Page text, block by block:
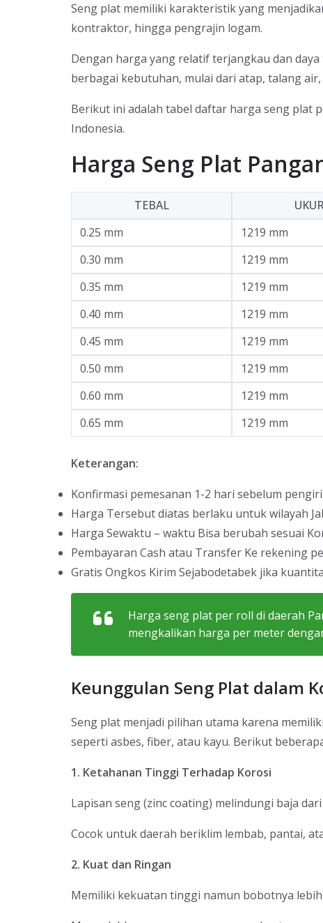
Seng plat memiliki karakteristik yang
kontraktor, hingga pengrajin logam.
Dengan harga yang relatif terjangkau dan
berbagai kebutuhan, mulai dari atap, talang
Berikut ini adalah tabel daftar harga seng plat
Indonesia.
Harga Seng Plat
TEBAL
0.25 mm
1219 mm
0.30 mm
1219 mm
0.35 mm
1219 mm
0.40 mm
1219 mm
0.45 mm
1219 mm
0.50 mm
1219 mm
0.60 mm
1219 mm
0.65 mm
1219 mm
Keterangan:
Konfirmasi pemesanan 1-2 hari sebelum
Harga Tersebut diatas berlaku untuk wilayah
Harga Sewaktu – waktu Bisa berubah sesuai
Pembayaran Cash atau Transfer Ke rekening
Gratis Ongkos Kirim Sejabodetabek jika
Harga seng plat per roll di daerah
mengkalikan harga per meter
Keunggulan Seng Plat dalam
Seng plat menjadi pilihan utama karena
seperti asbes, fiber, atau kayu. Berikut
1. Ketahanan Tinggi Terhadap Korosi
Lapisan seng (zinc coating) melindungi baja
Cocok untuk daerah beriklim lembab, pantai,
2. Kuat dan Ringan
Memiliki kekuatan tinggi namun bobotnya